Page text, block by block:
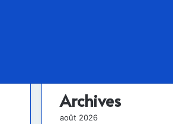
Archives
août 2026